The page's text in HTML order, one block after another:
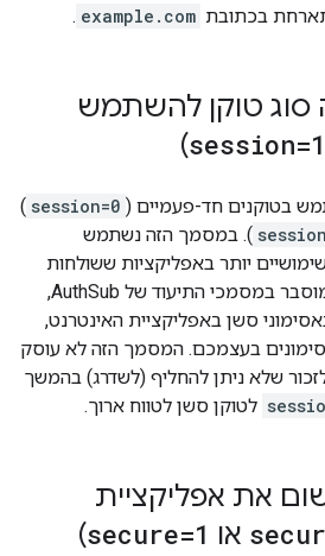
בכתובת example.com
.
סוג טוקן להשתמש
session=1
)
בטוקנים חד-פעמיים ( session=0
)
). במסמך הזה נשתמש
יותר באפליקציות ששולחות
כמה בקשות API. כפי שמוסבר במסמכי התיעוד של AuthSub,
סשן באפליקציית האינטרנט,
בעצמכם. המסמך הזה לא עוסק
שלא ניתן להחליף (לשדרג) בהמשך
לטוקן סשן לטווח ארוך.
את אפליקציית
או secure=1
)